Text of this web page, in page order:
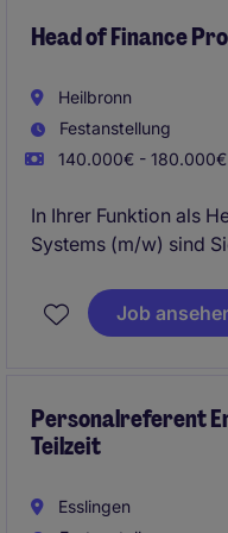
Head of Finance
Heilbronn
Festanstellung
140.000€ -
In Ihrer Funktion als
Systems (m/w) sind
Systeme, Prozesse,
harmonisieren.
ein Team um sich
Job
Personalreferent
Teilzeit
Esslingen